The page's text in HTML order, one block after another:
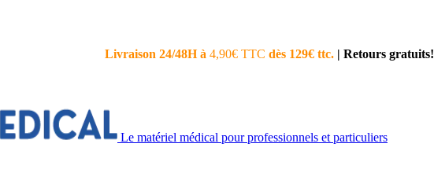
Livraison 24/48H à 4,90€ TTC dès 129€ ttc. | Retours gratuits!
Le matériel médical pour professionnels et particuliers